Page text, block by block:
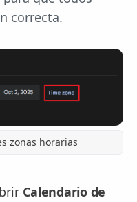
correcta.
zonas horarias
Calendario de